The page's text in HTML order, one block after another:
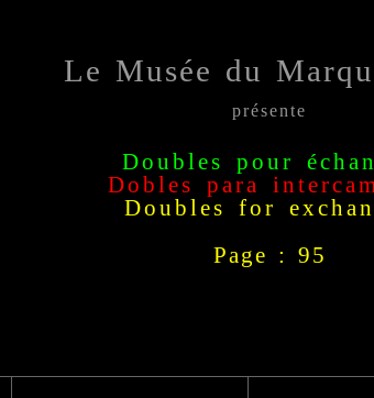
Le Musée du
présente
Doubles pour
Dobles para
Doubles for
Page : 95